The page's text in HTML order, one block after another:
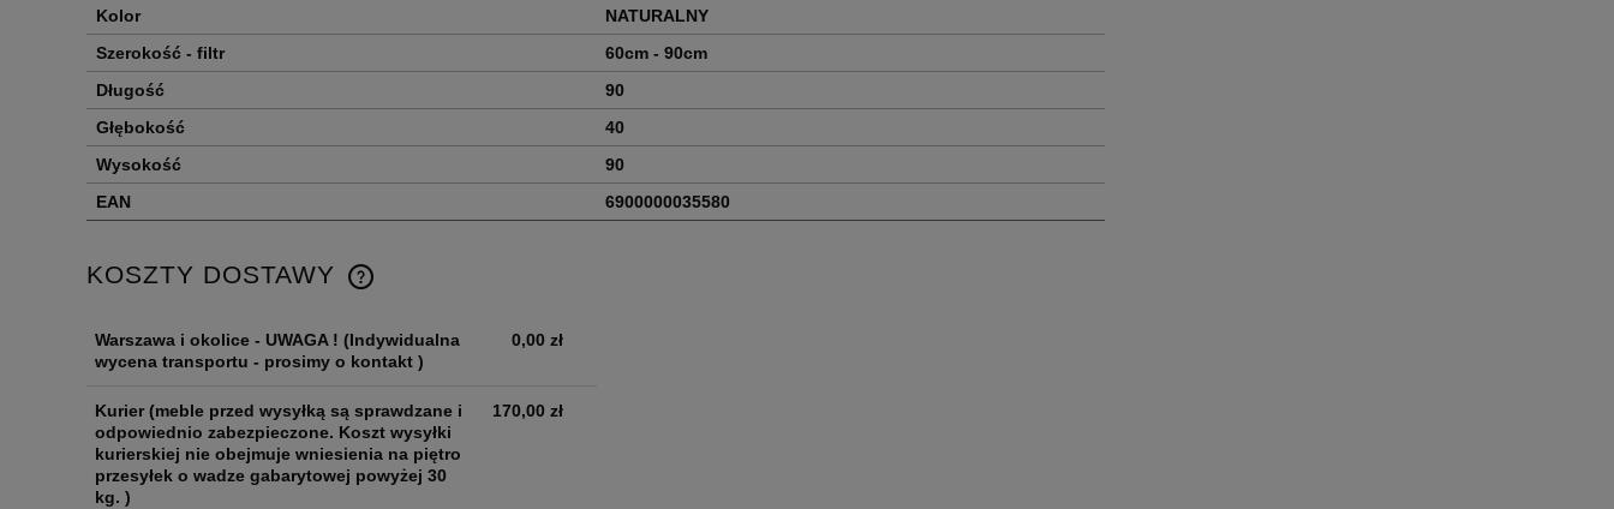
Kolor
NATURALNY
Szerokość - filtr
60cm - 90cm
Długość
90
Głębokość
40
Wysokość
90
EAN
6900000035580
KOSZTY DOSTAWY
Warszawa i okolice - UWAGA ! (Indywidualna
wycena transportu - prosimy o kontakt )
0,00 zł
Kurier(meble przed wysyłką są sprawdzane i
odpowiednio zabezpieczone. Koszt wysyłki
kurierskiej nie obejmuje wniesienia na piętro
przesyłek o wadze gabarytowej powyżej 30
kg. )
170,00 zł